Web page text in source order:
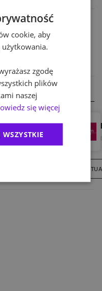
Prime
cookie, aby
użytkowania.
zgodę
plików
naszej
się więcej
WSZYSTKIE